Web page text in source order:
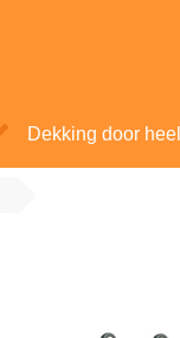
Dekking door